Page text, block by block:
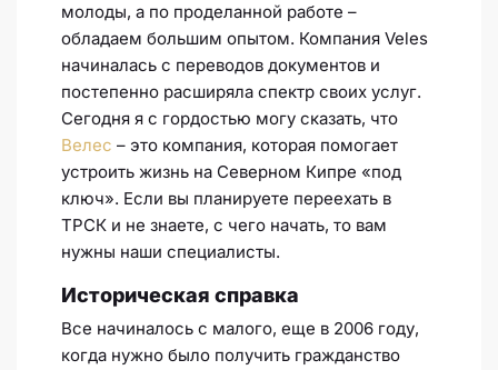
молоды, а по проделанной работе –
обладаем большим опытом. Компания Veles
начиналась с переводов документов и
постепенно расширяла спектр своих услуг.
Сегодня я с гордостью могу сказать, что
Велес – это компания, которая помогает
устроить жизнь на Северном Кипре «под
ключ». Если вы планируете переехать в
ТРСК и не знаете, с чего начать, то вам
нужны наши специалисты.
Историческая справка
Все начиналось с малого, еще в 2006 году,
когда нужно было получить гражданство